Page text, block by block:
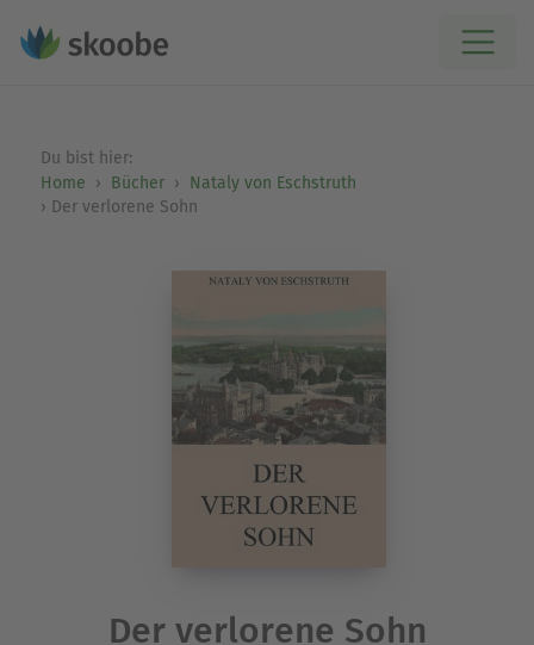
Du bist hier:
Home
Bücher
Nataly von Eschstruth
Der verlorene Sohn
Der verlorene Sohn